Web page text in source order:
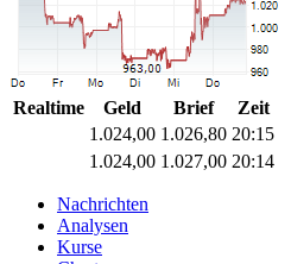
Realtime Geld Brief
Zeit
1.024,00 1.026,80 20:15
1.024,00 1.027,00 20:14
Nachrichten
Analysen
Kurse